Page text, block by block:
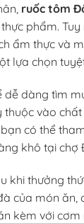
ruốc tôm
phẩm.
ẩm thực và
lựa chọn
dễ dàng tìm
vào
có thể
khô tại chợ
khi thưởng
của món ăn,
kèm với cơm